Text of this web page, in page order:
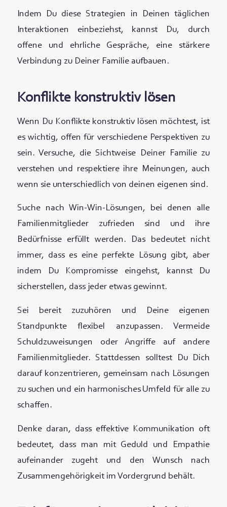
Indem Du diese Strategien in Deinen täglichen
Interaktionen einbeziehst, kannst Du, durch
offene und ehrliche Gespräche, eine stärkere
Verbindung zu Deiner Familie aufbauen.
Konflikte konstruktiv lösen
Wenn Du Konflikte konstruktiv lösen möchtest, ist
es wichtig, offen für verschiedene Perspektiven zu
sein. Versuche, die Sichtweise Deiner Familie zu
verstehen und respektiere ihre Meinungen, auch
wenn sie unterschiedlich von deinen eigenen sind.
Suche nach Win-Win-Lösungen, bei denen alle
Familienmitglieder zufrieden sind und ihre
Bedürfnisse erfüllt werden. Das bedeutet nicht
immer, dass es eine perfekte Lösung gibt, aber
indem Du Kompromisse eingehst, kannst Du
sicherstellen, dass jeder etwas gewinnt.
Sei bereit zuzuhören und Deine eigenen
Standpunkte flexibel anzupassen. Vermeide
Schuldzuweisungen oder Angriffe auf andere
Familienmitglieder. Stattdessen solltest Du Dich
darauf konzentrieren, gemeinsam nach Lösungen
zu suchen und ein harmonisches Umfeld für alle zu
schaffen.
Denke daran, dass effektive Kommunikation oft
bedeutet, dass man mit Geduld und Empathie
aufeinander zugeht und den Wunsch nach
Zusammengehörigkeit im Vordergrund behält.